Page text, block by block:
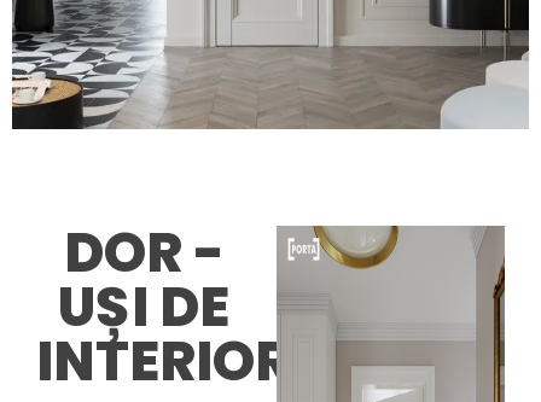
DOR -
UȘI DE
INTERIOR